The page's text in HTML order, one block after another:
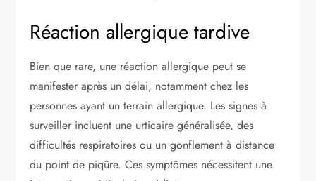
Réaction allergique tardive
Bien que rare, une réaction allergique peut se
manifester après un délai, notamment chez les
personnes ayant un terrain allergique. Les signes à
surveiller incluent une urticaire généralisée, des
difficultés respiratoires ou un gonflement à distance
du point de piqûre. Ces symptômes nécessitent une